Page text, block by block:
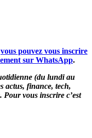
vous pouvez vous inscrire
sur WhatsApp.
(du lundi au
actus, finance, tech,
Pour vous inscrire c’est